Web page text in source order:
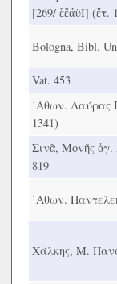
[269/ ἒἒἃῢΙ] (ἔτ.
Bologna, Bibl.
Vat. 453
᾿Αθων. Λαύρας
1341)
Σινᾶ, Μονῆς ἁγ.
819
᾿Αθων.
Χάλκης, Μ.